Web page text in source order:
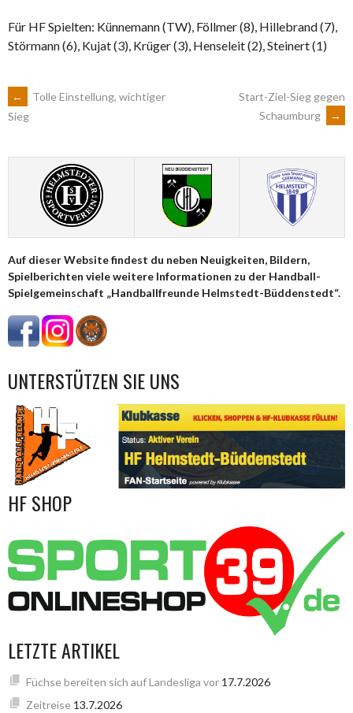
Für HF Spielten: Künnemann (TW), Föllmer (8), Hillebrand (7),
Störmann (6), Kujat (3), Krüger (3), Henseleit (2), Steinert (1)
ARTIKEL-
NAVIGATION
←
Tolle Einstellung, wichtiger
Sieg
Start-Ziel-Sieg gegen
Schaumburg
→
Auf dieser Website findest du neben Neuigkeiten, Bildern,
Spielberichten viele weitere Informationen zu der Handball-
Spielgemeinschaft „Handballfreunde Helmstedt-Büddenstedt“.
UNTERSTÜTZEN SIE UNS
HF SHOP
LETZTE ARTIKEL
Füchse bereiten sich auf Landesliga vor 17.7.2026
Zeitreise 13.7.2026